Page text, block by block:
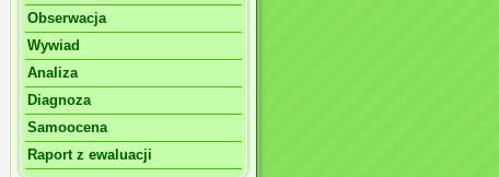
Obserwacja
Wywiad
Analiza
Diagnoza
Samoocena
Raport z ewaluacji